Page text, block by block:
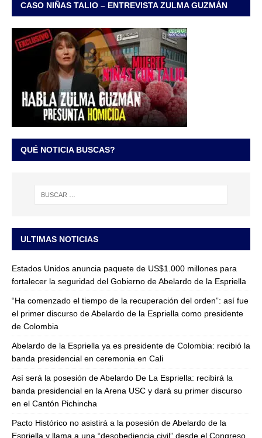
CASO NIÑAS TALIO – ENTREVISTA ZULMA GUZMÁN
QUÉ NOTICIA BUSCAS?
ULTIMAS NOTICIAS
Estados Unidos anuncia paquete de US$1.000 millones para
fortalecer la seguridad del Gobierno de Abelardo de la Espriella
“Ha comenzado el tiempo de la recuperación del orden”: así fue
el primer discurso de Abelardo de la Espriella como presidente
de Colombia
Abelardo de la Espriella ya es presidente de Colombia: recibió la
banda presidencial en ceremonia en Cali
Así será la posesión de Abelardo De La Espriella: recibirá la
banda presidencial en la Arena USC y dará su primer discurso
en el Cantón Pichincha
Pacto Histórico no asistirá a la posesión de Abelardo de la
Espriella y llama a una “desobediencia civil” desde el Congreso